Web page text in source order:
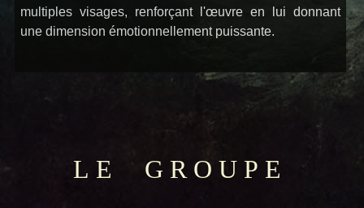
multiples visages, renforçant l'œuvre en lui donnant
une dimension émotionnellement puissante.
LE GROUPE